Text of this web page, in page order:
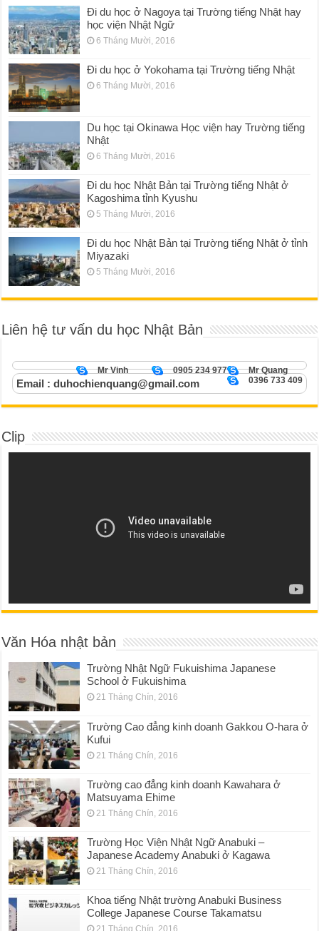
Đi du học ở Nagoya tại Trường tiếng Nhật hay
học viện Nhật Ngữ
6 Tháng Mười, 2016
Đi du học ở Yokohama tại Trường tiếng Nhật
6 Tháng Mười, 2016
Du học tại Okinawa Học viện hay Trường tiếng
Nhật
6 Tháng Mười, 2016
Đi du học Nhật Bản tại Trường tiếng Nhật ở
Kagoshima tỉnh Kyushu
5 Tháng Mười, 2016
Đi du học Nhật Bản tại Trường tiếng Nhật ở tỉnh
Miyazaki
5 Tháng Mười, 2016
Liên hệ tư vấn du học Nhật Bản
Mr Quang
0905 234 977
Mr Vinh
0396 733 409
Email : duhochienquang@gmail.com
Clip
Văn Hóa nhật bản
Trường Nhật Ngữ Fukuishima Japanese
School ở Fukuishima
21 Tháng Chín, 2016
Trường Cao đẳng kinh doanh Gakkou O-hara ở
Kufui
21 Tháng Chín, 2016
Trường cao đẳng kinh doanh Kawahara ở
Matsuyama Ehime
21 Tháng Chín, 2016
Trường Học Viện Nhật Ngữ Anabuki –
Japanese Academy Anabuki ở Kagawa
21 Tháng Chín, 2016
Khoa tiếng Nhật trường Anabuki Business
College Japanese Course Takamatsu
21 Tháng Chín, 2016